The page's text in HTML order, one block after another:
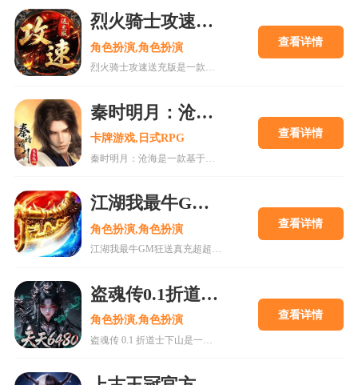
烈火骑士攻速送充版手游
角色扮演,角色扮演
烈火骑士攻速送充版是一款经典传奇题材的热血动作角色扮演游戏，主打超高攻速体验，玩家可享受刀刀切割的快感。游戏提供丰厚登录福利，包括充值额度和VIP特权，适合平民玩家轻松发展。游戏复刻复古地图与玩法，支持自由交易和行会建设，增强社交互动。通过合理规划职业选择、装备获取和元宝使用，玩家可快速提升战力。游戏特色包括高攻速、无绑定装备和多人同屏竞技，适合喜欢传奇类游戏的玩家。
查看详情
秦时明月：沧海0.05折送6480手游
卡牌游戏,日式RPG 查看详情
江湖我最牛GM狂送真充超超变手游
角色扮演,角色扮演
江湖我最牛GM狂送真充超超变版是一款经典复古传奇手游，主打热血战斗与畅享传奇体验。游戏提供GM送真充、登录礼包、杀怪爆充等丰富福利，支持多种职业选择和万人攻城玩法。玩家可通过挂机升级、挖矿打金、装备合成等方式提升战力，适合喜欢传奇怀旧与变态福利的玩家。游戏画面精致，技能特效炫酷，操作简单易上手，是值得一试的传奇类手游。
查看详情
盗魂传0.1折道士下山手游
角色扮演,角色扮演 查看详情